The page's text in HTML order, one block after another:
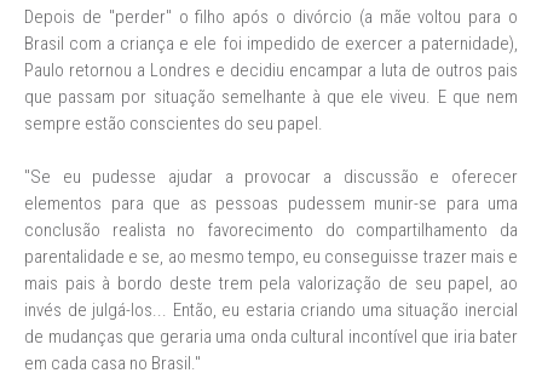
Depois de "perder" o filho após o divórcio (a mãe voltou para o
Brasil com a criança e ele foi impedido de exercer a paternidade),
Paulo retornou a Londres e decidiu encampar a luta de outros pais
que passam por situação semelhante à que ele viveu. E que nem
sempre estão conscientes do seu papel.
"Se eu pudesse ajudar a provocar a discussão e oferecer
elementos para que as pessoas pudessem munir-se para uma
conclusão realista no favorecimento do compartilhamento da
parentalidade e se, ao mesmo tempo, eu conseguisse trazer mais e
mais pais à bordo deste trem pela valorização de seu papel, ao
invés de julgá-los... Então, eu estaria criando uma situação inercial
de mudanças que geraria uma onda cultural incontível que iria bater
em cada casa no Brasil."